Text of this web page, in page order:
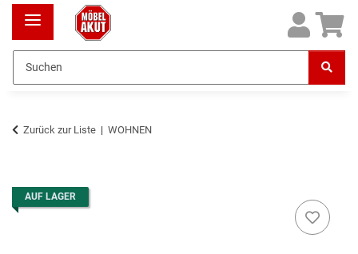
Zurück zur Liste WOHNEN
AUF LAGER